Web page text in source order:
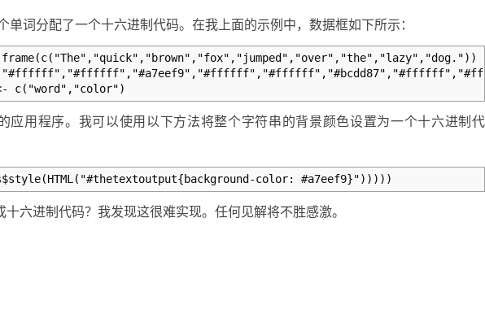
单词分配了一个十六进制代码。在我上面的示例中，数据框如下所示：
c("word","color")
应用程序。我可以使用以下方法将整个字符串的背景颜色设置为一个十六进制代
color: #a7eef9}")))))
十六进制代码？我发现这很难实现。任何见解将不胜感激。